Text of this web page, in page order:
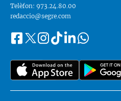
Telèfon: 973.24.80.00
redaccio@segre.com
Segueix-
a::
FacebookInstagram
TiktokLinkedinWhatsapp